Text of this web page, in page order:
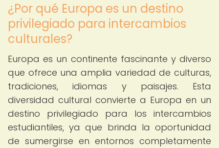
¿Por qué Europa es un destino
privilegiado para intercambios
culturales?
Europa es un continente fascinante y diverso
que ofrece una amplia variedad de culturas,
tradiciones, idiomas y paisajes. Esta
diversidad cultural convierte a Europa en un
destino privilegiado para los intercambios
estudiantiles, ya que brinda la oportunidad
de sumergirse en entornos completamente